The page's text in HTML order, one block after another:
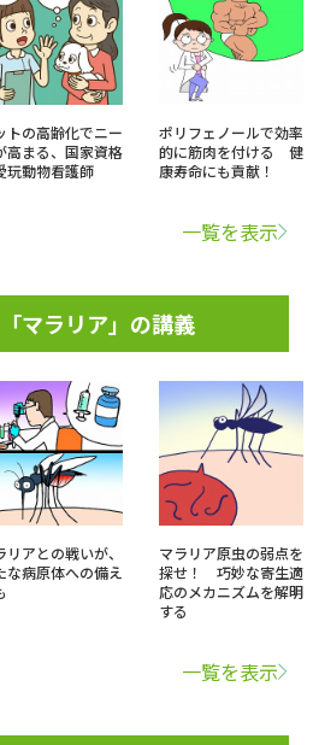
トの高齢化でニー
高まる、国家資格
玩動物看護師
ポリフェノールで効率
的に筋肉を付ける 健
康寿命にも貢献！
一覧を表示
マラリア」の講義
リアとの戦いが、
な病原体への備え
マラリア原虫の弱点を
探せ！ 巧妙な寄生適
応のメカニズムを解明
する
一覧を表示